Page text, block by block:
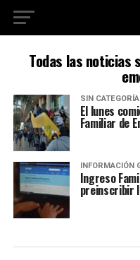
Todas las noticias
SIN CATEGORÍA
El lunes
Familiar de
INFORMACIÓN
Ingreso
preinscribir